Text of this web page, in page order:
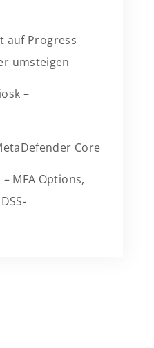
auf Progress
umsteigen
–
Core
MFA Options,